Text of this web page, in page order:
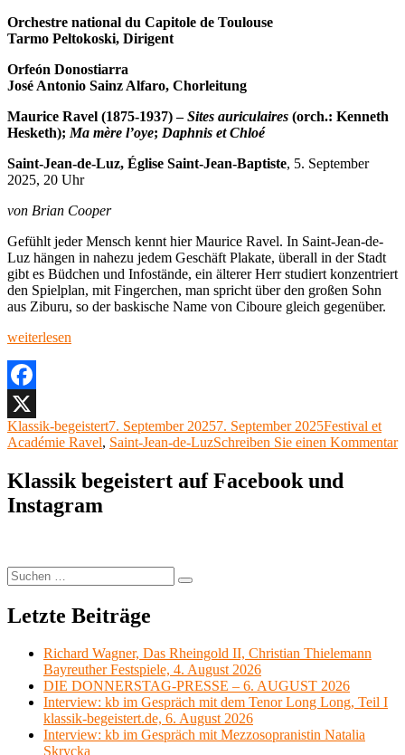
Orchestre national du Capitole de Toulouse
Tarmo Peltokoski, Dirigent
Orfeón Donostiarra
José Antonio Sainz Alfaro, Chorleitung
Maurice Ravel (1875-1937) –Sites auriculaires (orch.: Kenneth
Hesketh); Ma mère l’oye; Daphnis et Chloé
Saint-Jean-de-Luz, Église Saint-Jean-Baptiste, 5. September
2025, 20 Uhr
von Brian Cooper
Gefühlt jeder Mensch kennt hier Maurice Ravel. In Saint-Jean-de-
Luz hängen in nahezu jedem Geschäft Plakate, überall in der Stadt
gibt es Büdchen und Infostände, ein älterer Herr studiert konzentriert
den Spielplan, mit Fingerchen, man spricht über den großen Sohn
aus Ziburu, so der baskische Name von Ciboure gleich gegenüber.
„Festival-
Orchestre
national
du
Capitole
de
Toulouse,
Peltokoski
Saint-
Jean-
5.
September
20
weiterlesen
Facebook
X
Autor
Klassik-begeistertVeröffentlicht
am
7. September 20257. September 2025Kategorien
Festival et
Académie Ravel, Saint-Jean-de-LuzSchreiben Sie einen Kommentar
Klassik begeistert auf Facebook und
Instagram
Suchen
nach:
Suchen
Letzte Beiträge
Richard Wagner, Das Rheingold II, Christian Thielemann
Bayreuther Festspiele, 4. August 2026
DIE DONNERSTAG-PRESSE – 6. AUGUST 2026
Interview: kb im Gespräch mit dem Tenor Long Long, Teil I
klassik-begeistert.de, 6. August 2026
Interview: kb im Gespräch mit Mezzosopranistin Natalia
Skrycka